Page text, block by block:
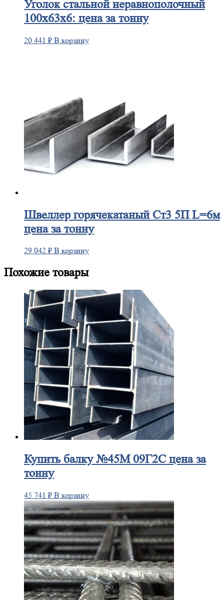
Уголокстальной неравнополочный
100х63х6: цена за тонну
20 441 ₽ В корзину
Швеллергорячекатаный Ст3 5П L=6м
цена за тонну
29 042 ₽ В корзину
Похожие товары
Купитьбалку №45М 09Г2С цена за
тонну
45 741 ₽ В корзину